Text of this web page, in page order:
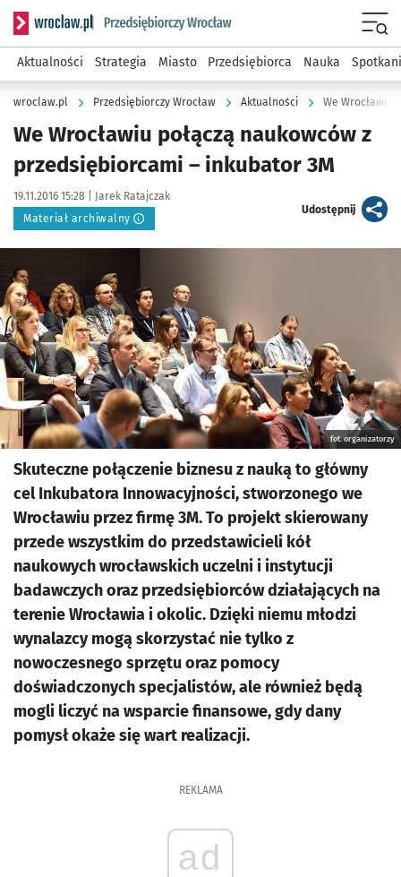
Serwis informacyjny wroclaw.pl podserwis: Strategia
Aktualności Strategia Miasto Przedsiębiorca Nauka
wroclaw.pl Przedsiębiorczy Wrocław Aktualności We Wrocławiu
We Wrocławiu połączą naukowców z
przedsiębiorcami – inkubator 3M
Data publikacji:
19.11.2016 15:28 | Autor:
Jarek Ratajczak
Materiał archiwalny
Udostępnijartykuł
fot. organizatorzy
Skuteczne połączenie biznesu z nauką to główny
cel Inkubatora Innowacyjności, stworzonego we
Wrocławiu przez firmę 3M. To projekt skierowany
przede wszystkim do przedstawicieli kół
naukowych wrocławskich uczelni i instytucji
badawczych oraz przedsiębiorców działających na
terenie Wrocławia i okolic. Dzięki niemu młodzi
wynalazcy mogą skorzystać nie tylko z
nowoczesnego sprzętu oraz pomocy
doświadczonych specjalistów, ale również będą
mogli liczyć na wsparcie finansowe, gdy dany
pomysł okaże się wart realizacji.
REKLAMA
ad